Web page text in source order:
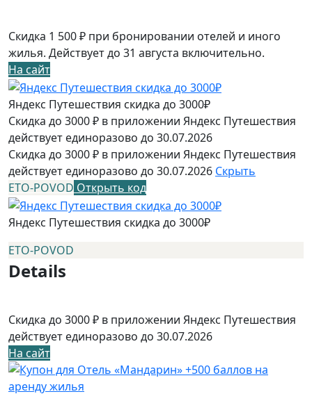
Скидка 1 500 ₽ при бронировании отелей и иного
жилья. Действует до 31 августа включительно.
На сайт
Яндекс Путешествия скидка до 3000₽
Скидка до 3000 ₽ в приложении Яндекс Путешествия
действует единоразово до 30.07.2026
Скидка до 3000 ₽ в приложении Яндекс Путешествия
действует единоразово до 30.07.2026 Скрыть
ETO-POVOD Открыть код
Яндекс Путешествия скидка до 3000₽
ETO-POVOD
Details
Скидка до 3000 ₽ в приложении Яндекс Путешествия
действует единоразово до 30.07.2026
На сайт